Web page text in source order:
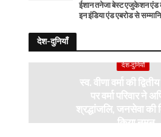
ईशान तनेजा बेस्ट एजुकेशन एंड
इन इंडिया एंड एबरोड से
देश-दुनियाँ
देश-दुनियाँ
स्व. वीणा वर्मा की
पर वर्मा परिवार ने
श्रद्धांजलि, जनसेवा की
किया नमन